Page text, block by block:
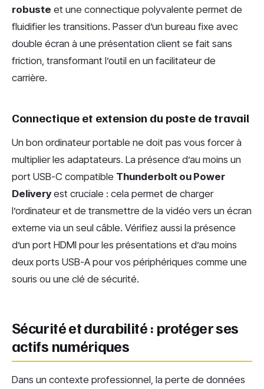
robuste et une connectique polyvalente permet de
fluidifier les transitions. Passer d’un bureau fixe avec
double écran à une présentation client se fait sans
friction, transformant l’outil en un facilitateur de
carrière.
Connectique et extension du poste de travail
Un bon ordinateur portable ne doit pas vous forcer à
multiplier les adaptateurs. La présence d’au moins un
port USB-C compatible Thunderbolt ou Power
Deliveryest cruciale : cela permet de charger
l’ordinateur et de transmettre de la vidéo vers un écran
externe via un seul câble. Vérifiez aussi la présence
d’un port HDMI pour les présentations et d’au moins
deux ports USB-A pour vos périphériques comme une
souris ou une clé de sécurité.
Sécurité et durabilité : protéger ses
actifs numériques
Dans un contexte professionnel, la perte de données